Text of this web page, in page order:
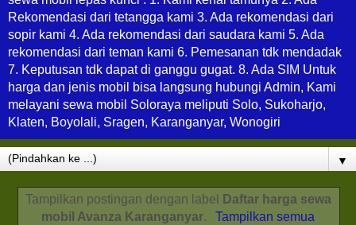
Rekomendasi dari tetangga kami 3. Ada rekomendasi dari
sopir kami 4. Ada rekomendasi dari saudara kami 5. Ada
rekomendasi dari teman kami 6. Pemesanan tdk mendadak
7. Keputusan tdk dapat di ganggu gugat. 8. Ada SIM Untuk
harga dan jenis mobil bisa langsung hubungi Admin, Kami
melayani sewa mobil Soloraya meliputi Solo, Sukoharjo,
Klaten, Boyolali, Sragen, Karanganyar, Wonogiri
▼
Tampilkan postingan dengan label
Daftar harga sewa
mobil Avanza Karanganyar.
Tampilkan semua